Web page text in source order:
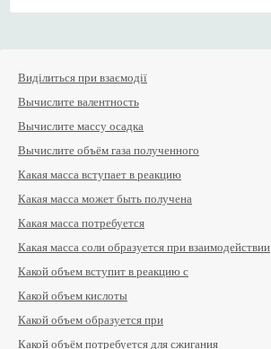
Виділиться при взаємодії
Вычислите валентность
Вычислите массу осадка
Вычислите объём газа полученного
Какая масса вступает в реакцию
Какая масса может быть получена
Какая масса потребуется
Какая масса соли образуется при взаимодействии
Какой объем вступит в реакцию с
Какой объем кислоты
Какой объем образуется при
Какой объём потребуется для сжигания